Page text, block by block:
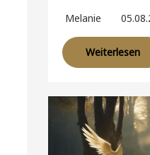
Melanie
Weiterlesen